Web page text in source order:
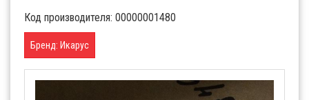
Код производителя: 00000001480
Бренд: Икарус